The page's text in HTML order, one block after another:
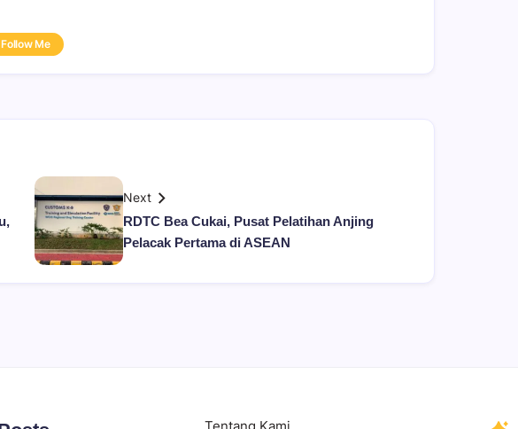
Follow Me
Next
RDTC Bea Cukai, Pusat Pelatihan Anjing
Pelacak Pertama di ASEAN
Tentang Kami